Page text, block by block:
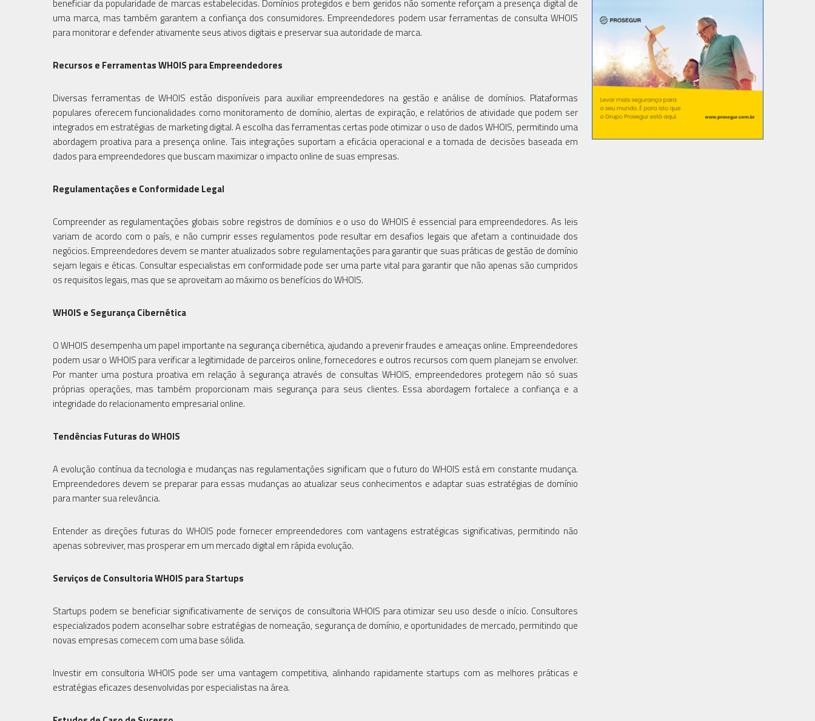
beneficiar da popularidade de marcas estabelecidas. Domínios protegidos e bem geridos não somente reforçam a presença digital de
uma marca, mas também garantem a confiança dos consumidores. Empreendedores podem usar ferramentas de consulta WHOIS
para monitorar e defender ativamente seus ativos digitais e preservar sua autoridade de marca.
Recursos e Ferramentas WHOIS para Empreendedores
Diversas ferramentas de WHOIS estão disponíveis para auxiliar empreendedores na gestão e análise de domínios. Plataformas
populares oferecem funcionalidades como monitoramento de domínio, alertas de expiração, e relatórios de atividade que podem ser
integrados em estratégias de marketing digital. A escolha das ferramentas certas pode otimizar o uso de dados WHOIS, permitindo uma
abordagem proativa para a presença online. Tais integrações suportam a eficácia operacional e a tomada de decisões baseada em
dados para empreendedores que buscam maximizar o impacto online de suas empresas.
Regulamentações e Conformidade Legal
Compreender as regulamentações globais sobre registros de domínios e o uso do WHOIS é essencial para empreendedores. As leis
variam de acordo com o país, e não cumprir esses regulamentos pode resultar em desafios legais que afetam a continuidade dos
negócios. Empreendedores devem se manter atualizados sobre regulamentações para garantir que suas práticas de gestão de domínio
sejam legais e éticas. Consultar especialistas em conformidade pode ser uma parte vital para garantir que não apenas são cumpridos
os requisitos legais, mas que se aproveitam ao máximo os benefícios do WHOIS.
WHOIS e Segurança Cibernética
O WHOIS desempenha um papel importante na segurança cibernética, ajudando a prevenir fraudes e ameaças online. Empreendedores
podem usar o WHOIS para verificar a legitimidade de parceiros online, fornecedores e outros recursos com quem planejam se envolver.
Por manter uma postura proativa em relação à segurança através de consultas WHOIS, empreendedores protegem não só suas
próprias operações, mas também proporcionam mais segurança para seus clientes. Essa abordagem fortalece a confiança e a
integridade do relacionamento empresarial online.
Tendências Futuras do WHOIS
A evolução contínua da tecnologia e mudanças nas regulamentações significam que o futuro do WHOIS está em constante mudança.
Empreendedores devem se preparar para essas mudanças ao atualizar seus conhecimentos e adaptar suas estratégias de domínio
para manter sua relevância.
Entender as direções futuras do WHOIS pode fornecer empreendedores com vantagens estratégicas significativas, permitindo não
apenas sobreviver, mas prosperar em um mercado digital em rápida evolução.
Serviços de Consultoria WHOIS para Startups
Startups podem se beneficiar significativamente de serviços de consultoria WHOIS para otimizar seu uso desde o início. Consultores
especializados podem aconselhar sobre estratégias de nomeação, segurança de domínio, e oportunidades de mercado, permitindo que
novas empresas comecem com uma base sólida.
Investir em consultoria WHOIS pode ser uma vantagem competitiva, alinhando rapidamente startups com as melhores práticas e
estratégias eficazes desenvolvidas por especialistas na área.